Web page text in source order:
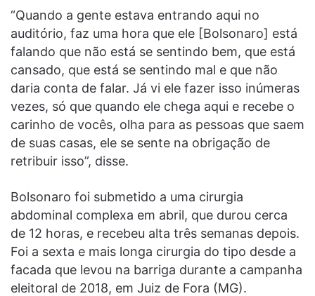
“Quando a gente estava entrando aqui no
auditório, faz uma hora que ele [Bolsonaro] está
falando que não está se sentindo bem, que está
cansado, que está se sentindo mal e que não
daria conta de falar. Já vi ele fazer isso inúmeras
vezes, só que quando ele chega aqui e recebe o
carinho de vocês, olha para as pessoas que saem
de suas casas, ele se sente na obrigação de
retribuir isso”, disse.
Bolsonaro foi submetido a uma cirurgia
abdominal complexa em abril, que durou cerca
de 12 horas, e recebeu alta três semanas depois.
Foi a sexta e mais longa cirurgia do tipo desde a
facada que levou na barriga durante a campanha
eleitoral de 2018, em Juiz de Fora (MG).